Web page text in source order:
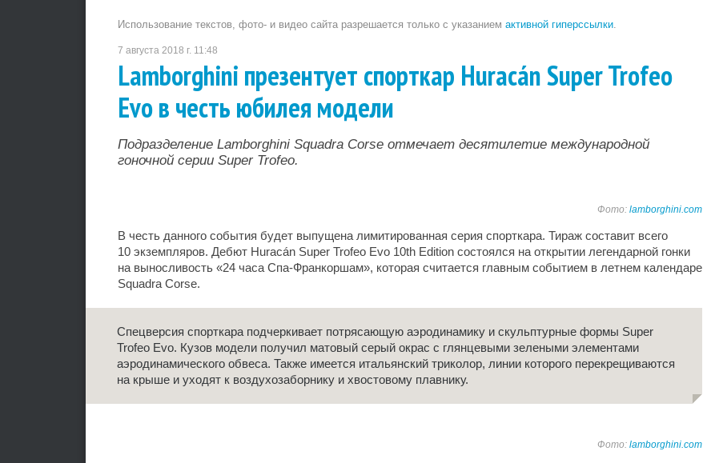
Использование текстов, фото- и видео сайта разрешается только с указанием активной гиперссылки.
7 августа 2018 г. 11:48
Lamborghini презентует спорткар Huracán Super Trofeo
Evo в честь юбилея модели
Подразделение Lamborghini Squadra Corse отмечает десятилетие международной
гоночной серии Super Trofeo.
Фото: lamborghini.com
В честь данного события будет выпущена лимитированная серия спорткара. Тираж составит всего
10 экземпляров. Дебют Huracán Super Trofeo Evo 10th Edition состоялся на открытии легендарной гонки
на выносливость «24 часа Спа-Франкоршам», которая считается главным событием в летнем календаре
Squadra Corse.
Спецверсия спорткара подчеркивает потрясающую аэродинамику и скульптурные формы Super
Trofeo Evo. Кузов модели получил матовый серый окрас с глянцевыми зелеными элементами
аэродинамического обвеса. Также имеется итальянский триколор, линии которого перекрещиваются
на крыше и уходят к воздухозаборнику и хвостовому плавнику.
Фото: lamborghini.com